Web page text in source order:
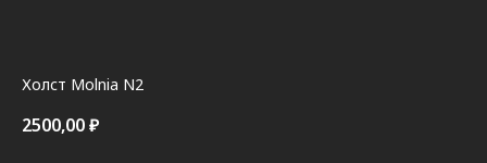
Холст Molnia N2
2500,00₽